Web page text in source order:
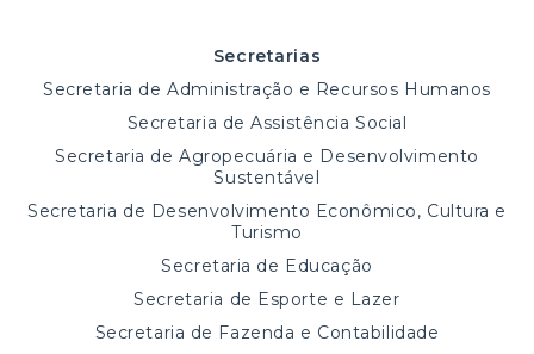
Secretarias
Secretaria de Administração e Recursos Humanos
Secretaria de Assistência Social
Secretaria de Agropecuária e Desenvolvimento
Sustentável
Secretaria de Desenvolvimento Econômico, Cultura e
Turismo
Secretaria de Educação
Secretaria de Esporte e Lazer
Secretaria de Fazenda e Contabilidade